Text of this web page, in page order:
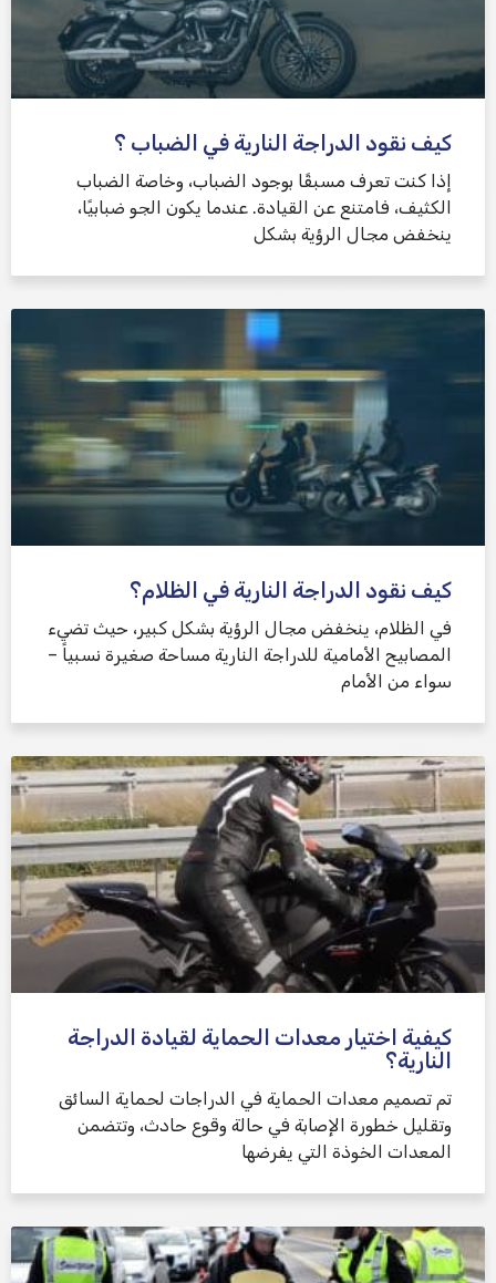
كيف نقود الدراجة النارية في الضباب ؟
إذا كنت تعرف مسبقًا بوجود الضباب، وخاصة الضباب
الكثيف، فامتنع عن القيادة. عندما يكون الجو ضبابيًا،
ينخفض ​​مجال الرؤية بشكل
كيف نقود الدراجة النارية في الظلام؟
في الظلام، ينخفض ​​مجال الرؤية بشكل كبير، حيث تضيء
المصابيح الأمامية للدراجة النارية مساحة صغيرة نسبياً –
سواء من الأمام
كيفية اختيار معدات الحماية لقيادة الدراجة
النارية؟
تم تصميم معدات الحماية في الدراجات لحماية السائق
وتقليل خطورة الإصابة في حالة وقوع حادث، وتتضمن
المعدات الخوذة التي يفرضها